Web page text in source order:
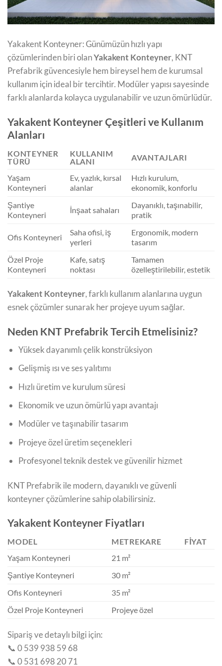
Yakakent Konteyner: Günümüzün hızlı yapı
çözümlerinden biri olanYakakent Konteyner, KNT
Prefabrik güvencesiyle hem bireysel hem de kurumsal
kullanım için ideal bir tercihtir. Modüler yapısı sayesinde
farklı alanlarda kolayca uygulanabilir ve uzun ömürlüdür.
Yakakent Konteyner Çeşitleri ve Kullanım
Alanları
KONTEYNER
TÜRÜ
KULLANIM
ALANI
AVANTAJLARI
Yaşam
Konteyneri
Ev, yazlık, kırsal
alanlar
Hızlı kurulum,
ekonomik, konforlu
Şantiye
Konteyneri
İnşaat sahaları
Dayanıklı, taşınabilir,
pratik
Ofis Konteyneri
Saha ofisi, iş
yerleri
Ergonomik, modern
tasarım
Özel Proje
Konteyneri
Kafe, satış
noktası
Tamamen
özelleştirilebilir, estetik
Yakakent Konteyner, farklı kullanım alanlarına uygun
esnek çözümler sunarak her projeye uyum sağlar.
Neden KNT Prefabrik Tercih Etmelisiniz?
Yüksek dayanımlı çelik konstrüksiyon
Gelişmiş ısı ve ses yalıtımı
Hızlı üretim ve kurulum süresi
Ekonomik ve uzun ömürlü yapı avantajı
Modüler ve taşınabilir tasarım
Projeye özel üretim seçenekleri
Profesyonel teknik destek ve güvenilir hizmet
KNT Prefabrik ile modern, dayanıklı ve güvenli
konteyner çözümlerine sahip olabilirsiniz.
Yakakent Konteyner Fiyatları
MODEL METREKARE
FIYAT
Yaşam Konteyneri
21 m²
Şantiye Konteyneri
30 m²
Ofis Konteyneri
35 m²
Özel Proje Konteyneri
Projeye özel
Sipariş ve detaylı bilgi için:
📞 0 539 938 59 68
📞 0 531 698 20 71